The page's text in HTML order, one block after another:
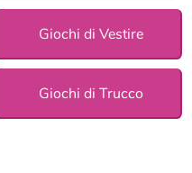
Giochi di Vestire
Giochi di Trucco